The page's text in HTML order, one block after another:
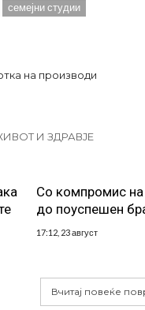
семејни студии
на производи
И ЗДРАВЈЕ
Со компромис на
до поуспешен
17:12, 23 август
Вчитај повеќе